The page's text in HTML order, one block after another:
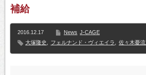
補給
2016.12.17 News J-CAGE
大塚隆史
フェルナンド・ヴィエイラ 佐々木憂流